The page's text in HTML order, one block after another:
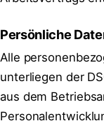
Persönliche
Alle
unterliegen der
aus dem